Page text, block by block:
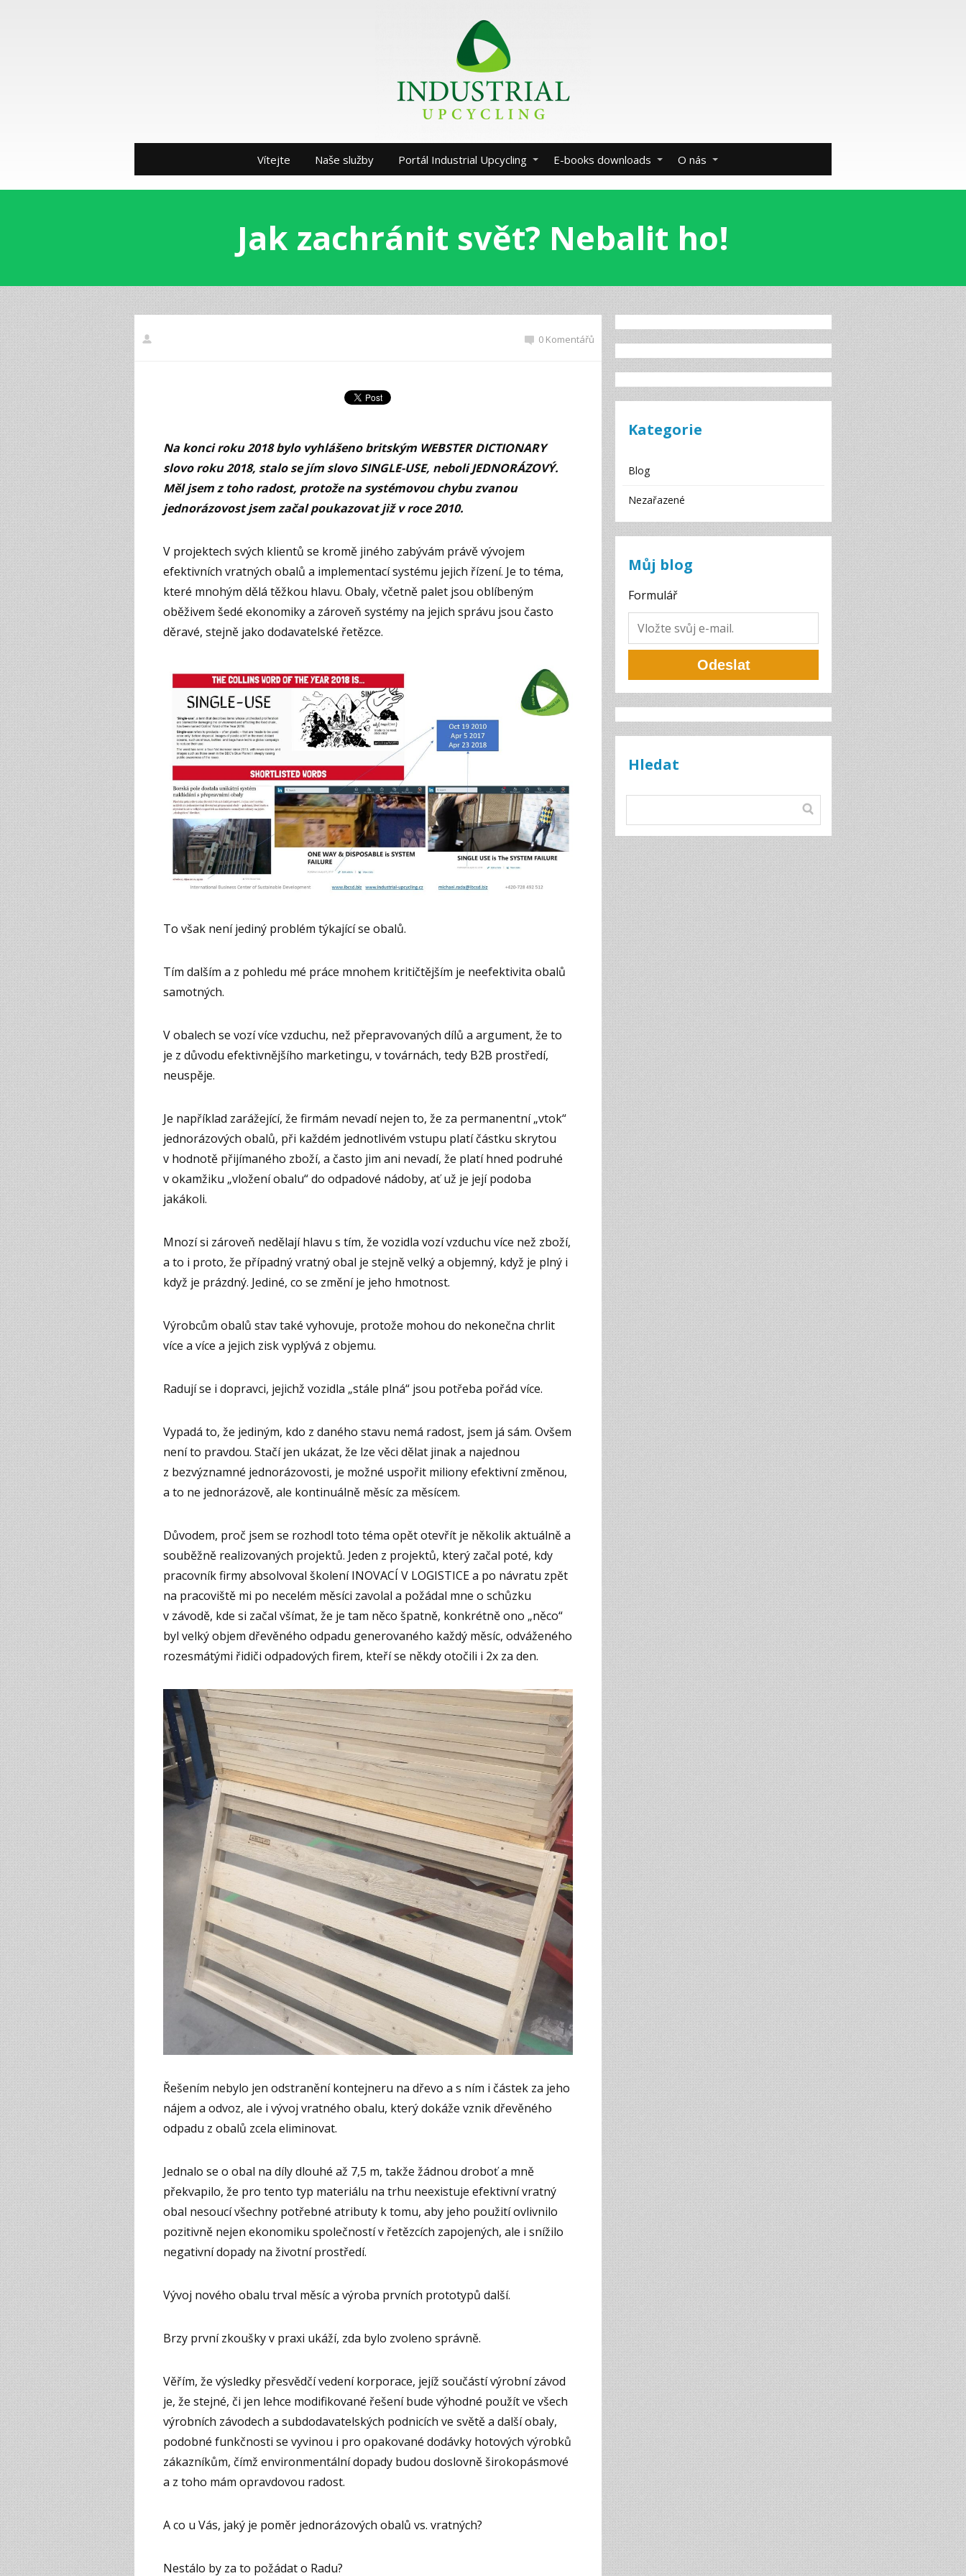
Vítejte Naše služby Portál Industrial Upcycling E-books downloads O nás
Jak zachránit svět? Nebalit ho!
0 Komentářů
Na konci roku 2018 bylo vyhlášeno britským WEBSTER DICTIONARY
slovo roku 2018, stalo se jím slovo SINGLE-USE, neboli JEDNORÁZOVÝ.
Měl jsem z toho radost, protože na systémovou chybu zvanou
jednorázovost jsem začal poukazovat již v roce 2010.
V projektech svých klientů se kromě jiného zabývám právě vývojem
efektivních vratných obalů a implementací systému jejich řízení. Je to téma,
které mnohým dělá těžkou hlavu. Obaly, včetně palet jsou oblíbeným
oběživem šedé ekonomiky a zároveň systémy na jejich správu jsou často
děravé, stejně jako dodavatelské řetězce.
To však není jediný problém týkající se obalů.
Tím dalším a z pohledu mé práce mnohem kritičtějším je neefektivita obalů
samotných.
V obalech se vozí více vzduchu, než přepravovaných dílů a argument, že to
je z důvodu efektivnějšího marketingu, v továrnách, tedy B2B prostředí,
neuspěje.
Je například zarážející, že firmám nevadí nejen to, že za permanentní „vtok“
jednorázových obalů, při každém jednotlivém vstupu platí částku skrytou
v hodnotě přijímaného zboží, a často jim ani nevadí, že platí hned podruhé
v okamžiku „vložení obalu“ do odpadové nádoby, ať už je její podoba
jakákoli.
Mnozí si zároveň nedělají hlavu s tím, že vozidla vozí vzduchu více než zboží,
a to i proto, že případný vratný obal je stejně velký a objemný, když je plný i
když je prázdný. Jediné, co se změní je jeho hmotnost.
Výrobcům obalů stav také vyhovuje, protože mohou do nekonečna chrlit
více a více a jejich zisk vyplývá z objemu.
Radují se i dopravci, jejichž vozidla „stále plná“ jsou potřeba pořád více.
Vypadá to, že jediným, kdo z daného stavu nemá radost, jsem já sám. Ovšem
není to pravdou. Stačí jen ukázat, že lze věci dělat jinak a najednou
z bezvýznamné jednorázovosti, je možné uspořit miliony efektivní změnou,
a to ne jednorázově, ale kontinuálně měsíc za měsícem.
Důvodem, proč jsem se rozhodl toto téma opět otevřít je několik aktuálně a
souběžně realizovaných projektů. Jeden z projektů, který začal poté, kdy
pracovník firmy absolvoval školení INOVACÍ V LOGISTICE a po návratu zpět
na pracoviště mi po necelém měsíci zavolal a požádal mne o schůzku
v závodě, kde si začal všímat, že je tam něco špatně, konkrétně ono „něco“
byl velký objem dřevěného odpadu generovaného každý měsíc, odváženého
rozesmátými řidiči odpadových firem, kteří se někdy otočili i 2x za den.
Řešením nebylo jen odstranění kontejneru na dřevo a s ním i částek za jeho
nájem a odvoz, ale i vývoj vratného obalu, který dokáže vznik dřevěného
odpadu z obalů zcela eliminovat.
Jednalo se o obal na díly dlouhé až 7,5 m, takže žádnou droboť a mně
překvapilo, že pro tento typ materiálu na trhu neexistuje efektivní vratný
obal nesoucí všechny potřebné atributy k tomu, aby jeho použití ovlivnilo
pozitivně nejen ekonomiku společností v řetězcích zapojených, ale i snížilo
negativní dopady na životní prostředí.
Vývoj nového obalu trval měsíc a výroba prvních prototypů další.
Brzy první zkoušky v praxi ukáží, zda bylo zvoleno správně.
Věřím, že výsledky přesvědčí vedení korporace, jejíž součástí výrobní závod
je, že stejné, či jen lehce modifikované řešení bude výhodné použít ve všech
výrobních závodech a subdodavatelských podnicích ve světě a další obaly,
podobné funkčnosti se vyvinou i pro opakované dodávky hotových výrobků
zákazníkům, čímž environmentální dopady budou doslovně širokopásmové
a z toho mám opravdovou radost.
A co u Vás, jaký je poměr jednorázových obalů vs. vratných?
Nestálo by za to požádat o Radu?
Kategorie
Blog
Nezařazené
Můj blog
Formulář
Odeslat
Hledat